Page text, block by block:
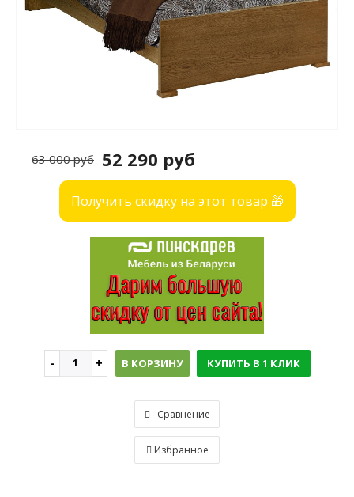
52 290 руб
63 000 руб
Получить скидку на этот товар 🎁
В КОРЗИНУ КУПИТЬ В 1 КЛИК
Сравнение
Избранное